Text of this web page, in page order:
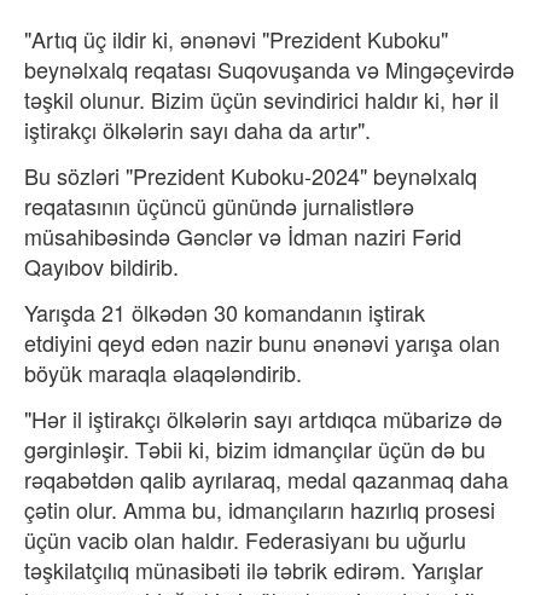
"Artıq üç ildir ki, ənənəvi "Prezident Kuboku"
beynəlxalq reqatası Suqovuşanda və Mingəçevirdə
təşkil olunur. Bizim üçün sevindirici haldır ki, hər il
iştirakçı ölkələrin sayı daha da artır".
Bu sözləri "Prezident Kuboku-2024" beynəlxalq
reqatasının üçüncü günündə jurnalistlərə
müsahibəsində Gənclər və İdman naziri Fərid
Qayıbov bildirib.
Yarışda 21 ölkədən 30 komandanın iştirak
etdiyini qeyd edən nazir bunu ənənəvi yarışa olan
böyük maraqla əlaqələndirib.
"Hər il iştirakçı ölkələrin sayı artdıqca mübarizə də
gərginləşir. Təbii ki, bizim idmançılar üçün də bu
rəqabətdən qalib ayrılaraq, medal qazanmaq daha
çətin olur. Amma bu, idmançıların hazırlıq prosesi
üçün vacib olan haldır. Federasiyanı bu uğurlu
təşkilatçılıq münasibəti ilə təbrik edirəm. Yarışlar